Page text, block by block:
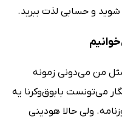
و حسابی لذت ببرید.
من می‌دونی زمونه
می‌تونست بابوق‌وکرنا یه
ولی حالا هودینی